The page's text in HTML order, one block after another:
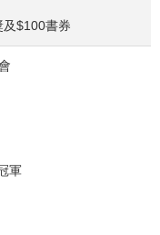
$100書券
軍